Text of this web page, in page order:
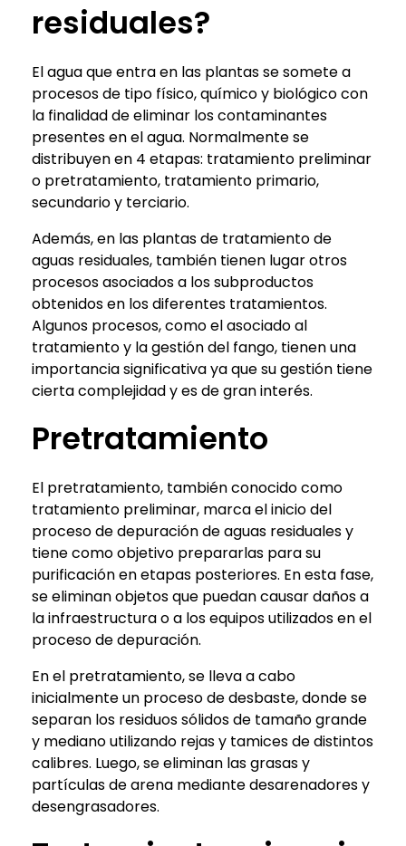
residuales?
El agua que entra en las plantas se somete a
procesos de tipo físico, químico y biológico con
la finalidad de eliminar los contaminantes
presentes en el agua. Normalmente se
distribuyen en 4 etapas: tratamiento preliminar
o pretratamiento, tratamiento primario,
secundario y terciario.
Además, en las plantas de tratamiento de
aguas residuales, también tienen lugar otros
procesos asociados a los subproductos
obtenidos en los diferentes tratamientos.
Algunos procesos, como el asociado al
tratamiento y la gestión del fango, tienen una
importancia significativa ya que su gestión tiene
cierta complejidad y es de gran interés.
Pretratamiento
El pretratamiento, también conocido como
tratamiento preliminar, marca el inicio del
proceso de depuración de aguas residuales y
tiene como objetivo prepararlas para su
purificación en etapas posteriores. En esta fase,
se eliminan objetos que puedan causar daños a
la infraestructura o a los equipos utilizados en el
proceso de depuración.
En el pretratamiento, se lleva a cabo
inicialmente un proceso de desbaste, donde se
separan los residuos sólidos de tamaño grande
y mediano utilizando rejas y tamices de distintos
calibres. Luego, se eliminan las grasas y
partículas de arena mediante desarenadores y
desengrasadores.